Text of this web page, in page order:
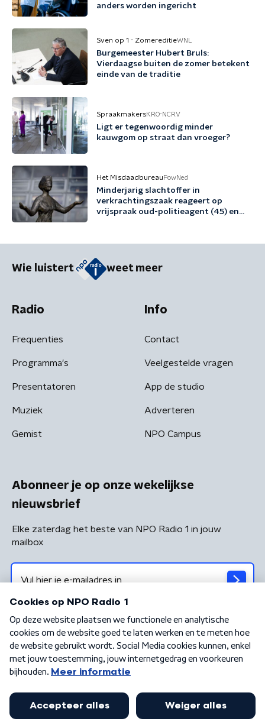
anders worden ingericht
Sven op 1 - ZomereditieWNL
Burgemeester Hubert Bruls:
Vierdaagse buiten de zomer betekent
einde van de traditie
SpraakmakersKRO-NCRV
Ligt er tegenwoordig minder
kauwgom op straat dan vroeger?
Het Misdaadbureau PowNed
Minderjarig slachtoffer in
verkrachtingszaak reageert op
vrijspraak oud-politieagent (45) en
Wie luistert weet meer
Radio
Frequenties
Programma's
Presentatoren
Muziek
Gemist
Info
Contact
Veelgestelde vragen
App de studio
Adverteren
NPO Campus
Abonneer je op onze wekelijkse
nieuwsbrief
Elke zaterdag het beste van NPO Radio 1 in jouw
mailbox
Algemene voorwaarden